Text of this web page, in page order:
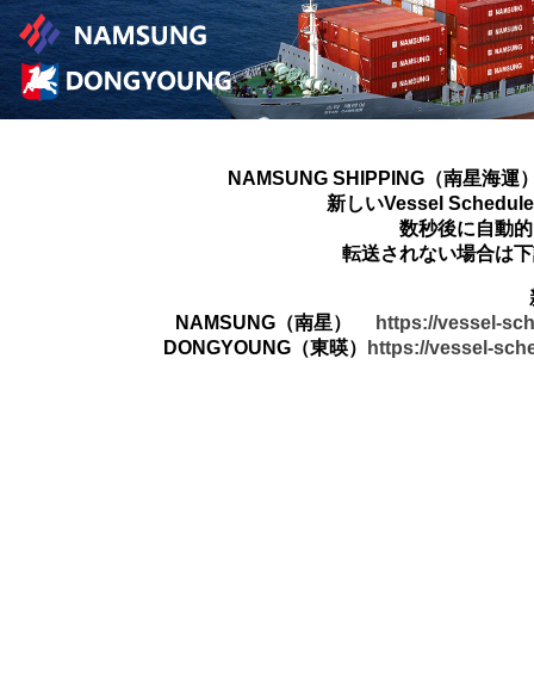
NAMSUNG SHIPPING（南星海運
新しいVessel
数秒後に自動
転送されない場合は
NAMSUNG（南星）
https://vessel-
DONGYOUNG（東暎）
https://vessel-